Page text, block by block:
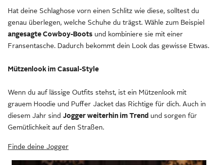
Hat deine Schlaghose vorn einen Schlitz wie diese, solltest du
genau überlegen, welche Schuhe du trägst. Wähle zum Beispiel
angesagte Cowboy-Boots und kombiniere sie mit einer
Fransentasche. Dadurch bekommt dein Look das gewisse Etwas.
Mützenlook im Casual-Style
Wenn du auf lässige Outfits stehst, ist ein Mützenlook mit
grauem Hoodie und Puffer Jacket das Richtige für dich. Auch in
diesem Jahr sind Jogger weiterhin im Trend und sorgen für
Gemütlichkeit auf den Straßen.
Finde deine Jogger